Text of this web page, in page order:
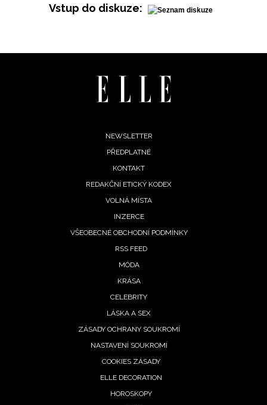
INFORMACE
Vstup do diskuze:
NEWSLETTER
PŘEDPLATNÉ
KONTAKT
REDAKČNÍ ETICKÝ KODEX
VOLNÁ MÍSTA
INZERCE
VŠEOBECNÉ OBCHODNÍ PODMÍNKY
RSS FEED
MÓDA
KRÁSA
CELEBRITY
LÁSKA A SEX
ZÁSADY OCHRANY SOUKROMÍ
NASTAVENÍ SOUKROMÍ
COOKIES ZÁSADY
ELLE DECORATION
HOROSKOPY